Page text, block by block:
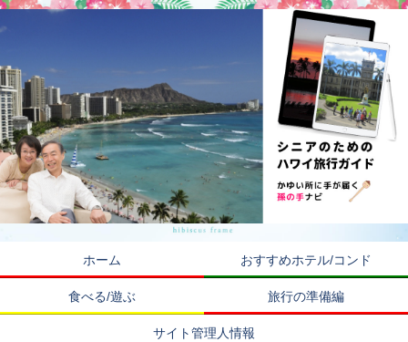
ホーム おすすめホテル/コンド
食べる/遊ぶ 旅行の準備編
サイト管理人情報